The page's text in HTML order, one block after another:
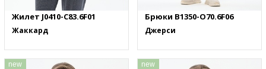
Жилет J0410-C83.6F01
Жаккард
Брюки B1350-O70.6F06
Джерси
new new